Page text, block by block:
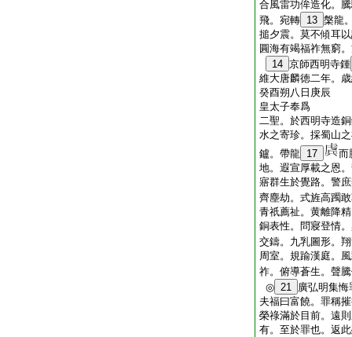
合風雷功侔造化。
飛。宛轉 13 槃龍
搥夕震。莫不傾耳
圓海有竭福祚無窮
14 京師西明寺鍾
維大唐麟徳二年。
癸酉朔八日庚辰
皇太子奉爲
二聖。於西明寺造
水之寄珍。採蜀山
鑪。帶龍 17
而
地。遐宣厚載之恩
寤群生於覺路。警
齊塵劫。式旌高躅
青祇薦祉。黄離降
銅表性。問寢登情
交鑄。九乳圖形。
周室。規踰漢庭。
祚。俯導蒼生。聲
◎ 21 廣弘明集
夫福曰富饒。罪稱
榮祿滿於目前。遠
有。至於罪也。返